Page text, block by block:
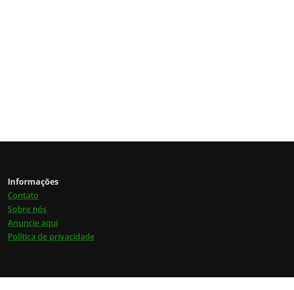
Informações
Contato
Sobre nós
Anuncie aqui
Política de privacidade